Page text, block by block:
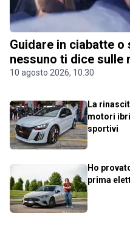
Guidare in ciabatte
nessuno ti dice sulle
10 agosto 2026, 10.30
La
motori
sportivi
Ho
prima